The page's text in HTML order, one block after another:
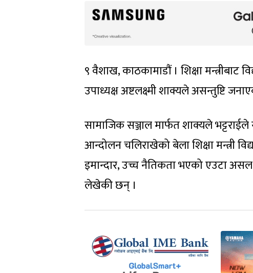
९ वैशाख, काठकामाडौं । शिक्षा मन्त्रीबाट
उपाध्यक्ष अष्टलक्ष्मी शाक्यले असन्तुष्टि
सामाजिक सञ्जाल मार्फत शाक्यले भट्टराईले
आन्दोलन चलिराखेको बेला शिक्षा मन्त्री
इमान्दार, उच्च नैतिकता भएको एउटा
लेखेकी छन् ।